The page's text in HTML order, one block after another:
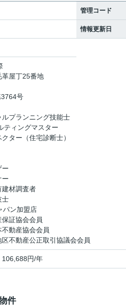
管理コード
情報更新日
屋丁25番地
号
プランニング技能士
ティングマスター
ター（住宅診断士）
ー
ー
建材調査者
士
パン加盟店
証協会会員
動産協会会員
不動産公正取引協議会会員
106,688円/年
件